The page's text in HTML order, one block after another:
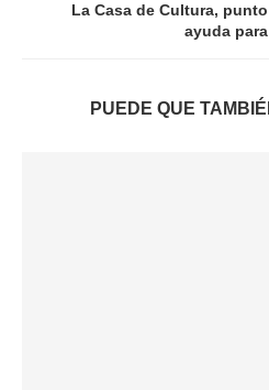
La Casa de Cultura,
ayuda
PUEDE QUE